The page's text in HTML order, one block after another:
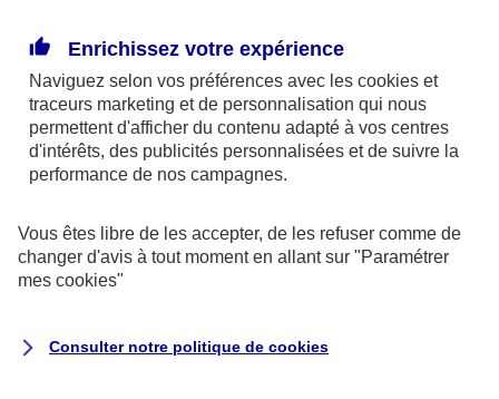
246 et n°13 005 764 (consultable
surwww.orias.fr)
AXA Assistance France Assurances,
S.A au capital de 51 429 430,40 €,
Siège social :
8-10, rue Paul Vaillant Couturier
Enrichissez votre expérience
Naviguez selon vos préférences avec les cookies et
traceurs marketing et de personnalisation qui nous
permettent d'afficher du contenu adapté à vos centres
d'intérêts, des publicités personnalisées et de suivre la
performance de nos campagnes.
Vous êtes libre de les accepter, de les refuser comme de
changer d'avis à tout moment en allant sur "Paramétrer
mes cookies"
Consulter notre politique de cookies